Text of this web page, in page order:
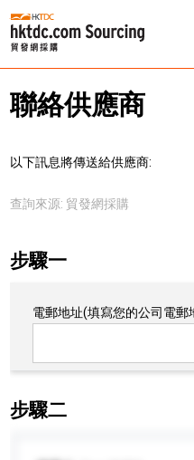
聯絡供應商
以下訊息將傳送給供應商:
查詢來源: 貿發網採購
步驟一
電郵地址(填寫您的公司電郵
步驟二